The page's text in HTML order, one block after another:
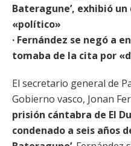
Bateragune’, exhibió
«político»
· Fernández se negó a
tomaba de la cita por
El secretario general de
Gobierno vasco, Jonan
prisión cántabra de El
condenado a seis años